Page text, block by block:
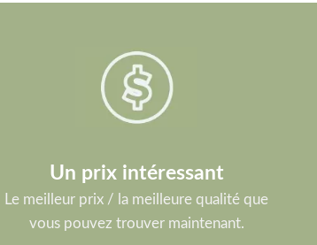
Un prix intéressant
Le meilleur prix / la meilleure qualité que
vous pouvez trouver maintenant.